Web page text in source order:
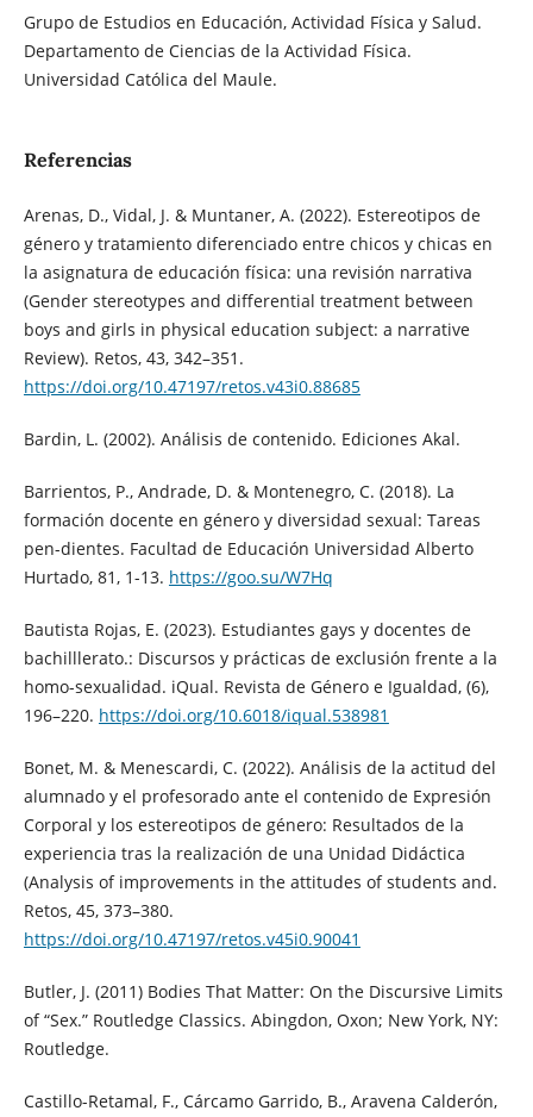
Grupo de Estudios en Educación, Actividad Física y Salud.
Departamento de Ciencias de la Actividad Física.
Universidad Católica del Maule.
Referencias
Arenas, D., Vidal, J. & Muntaner, A. (2022). Estereotipos de
género y tratamiento diferenciado entre chicos y chicas en
la asignatura de educación física: una revisión narrativa
(Gender stereotypes and differential treatment between
boys and girls in physical education subject: a narrative
Review). Retos, 43, 342–351.
https://doi.org/10.47197/retos.v43i0.88685
Bardin, L. (2002). Análisis de contenido. Ediciones Akal.
Barrientos, P., Andrade, D. & Montenegro, C. (2018). La
formación docente en género y diversidad sexual: Tareas
pen-dientes. Facultad de Educación Universidad Alberto
Hurtado, 81, 1-13. https://goo.su/W7Hq
Bautista Rojas, E. (2023). Estudiantes gays y docentes de
bachilllerato.: Discursos y prácticas de exclusión frente a la
homo-sexualidad. iQual. Revista de Género e Igualdad, (6),
196–220. https://doi.org/10.6018/iqual.538981
Bonet, M. & Menescardi, C. (2022). Análisis de la actitud del
alumnado y el profesorado ante el contenido de Expresión
Corporal y los estereotipos de género: Resultados de la
experiencia tras la realización de una Unidad Didáctica
(Analysis of improvements in the attitudes of students and.
Retos, 45, 373–380.
https://doi.org/10.47197/retos.v45i0.90041
Butler, J. (2011) Bodies That Matter: On the Discursive Limits
of “Sex.” Routledge Classics. Abingdon, Oxon; New York, NY:
Routledge.
Castillo-Retamal, F., Cárcamo Garrido, B., Aravena Calderón,